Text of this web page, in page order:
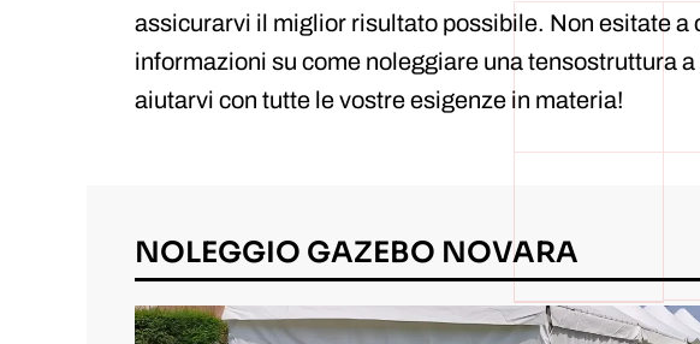
assicurarvi il miglior risultato possibile. Non esitate a
informazioni su come noleggiare una tensostruttura
aiutarvi con tutte le vostre esigenze in materia!
NOLEGGIO GAZEBO NOVARA